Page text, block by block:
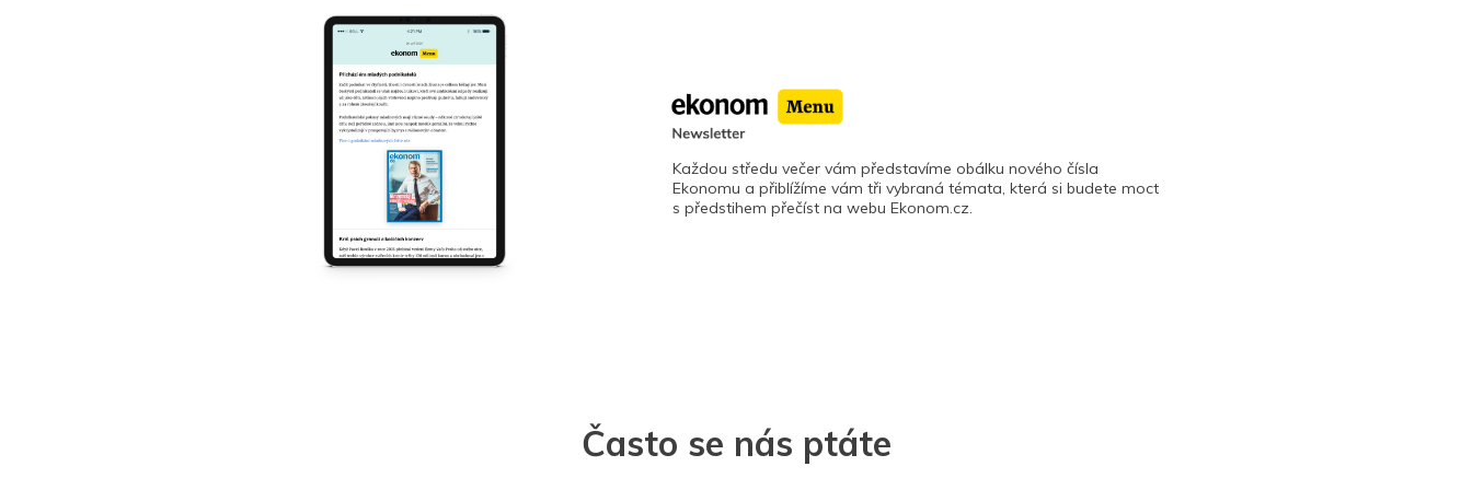
Každou středu večer vám představíme obálku nového čísla
Ekonomu a přiblížíme vám tři vybraná témata, která si budete moct
s předstihem přečíst na webu Ekonom.cz.
Často se nás ptáte